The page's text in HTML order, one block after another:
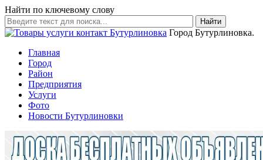
Найти по ключевому слову
Найти
Город Бутурлиновка.
Главная
Город
Район
Предприятия
Услуги
Фото
Новости Бутурлиновки